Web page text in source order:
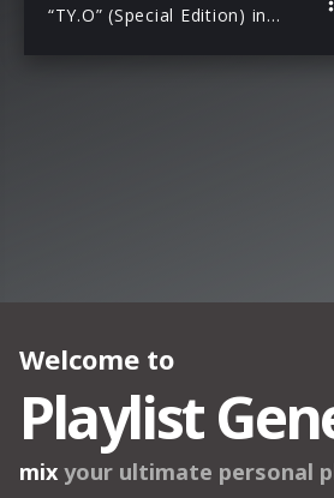
“TY.O” (Special Edition) inkl. neuer Single “Fast Car”